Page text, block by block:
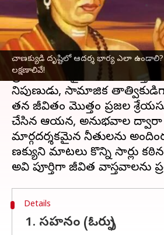
చాణక్యుడి దృష్టిలో ఆదర్శ భార్య ఎలా
లక్షణాలివే!
Jayachandra Akuri Jul 21, 2025
ఈ వార్తాకథనం ఏంటి
ఆచార్య చాణక్య భారత చరిత్రలో
ప్రతిభావంతుడైన రాజకీయవేత్త,
నిపుణుడు, సామాజిక తాత్వికుడిగా
తన జీవితం మొత్తం ప్రజల
చేసిన ఆయన, అనుభవాల
మార్గదర్శకమైన నీతులను
చాణక్యుని మాటలు కొన్ని సార్లు
Details
1. సహనం (ఓర్పు)